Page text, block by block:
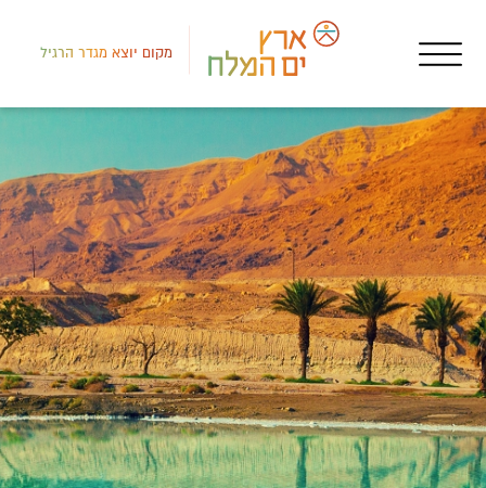
מקום יוצא מגדר הרגיל